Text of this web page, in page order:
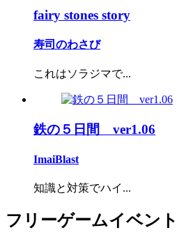
fairy stones story
寿司のわさび
これはソラジマで...
鉄の５日間 ver1.06
ImaiBlast
知識と対策でハイ...
フリーゲームイベン